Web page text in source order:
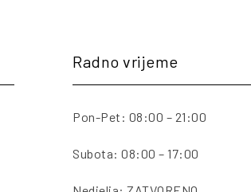
Radno vrijeme
Pon-Pet: 08:00 – 21:00
Subota: 08:00 – 17:00